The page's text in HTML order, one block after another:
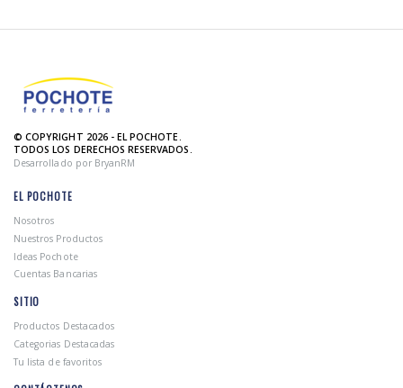
© COPYRIGHT 2026 - EL POCHOTE.
TODOS LOS DERECHOS RESERVADOS.
Desarrollado por BryanRM
EL POCHOTE
Nosotros
Nuestros Productos
Ideas Pochote
Cuentas Bancarias
SITIO
Productos Destacados
Categorias Destacadas
Tu lista de favoritos